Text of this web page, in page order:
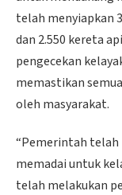
telah menyiapkan
dan 2.550 kereta
pengecekan
memastikan
oleh masyarakat.
“Pemerintah telah
memadai untuk
telah melakukan